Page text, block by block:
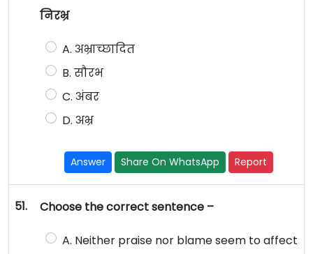
निरभ्र
A. अभ्राच्छादित
B. सौरभ
C. अंबर
D. अभ्र
Answer Share On WhatsApp Report
51. Choose the correct sentence –
A. Neither praise nor blame seem to affect